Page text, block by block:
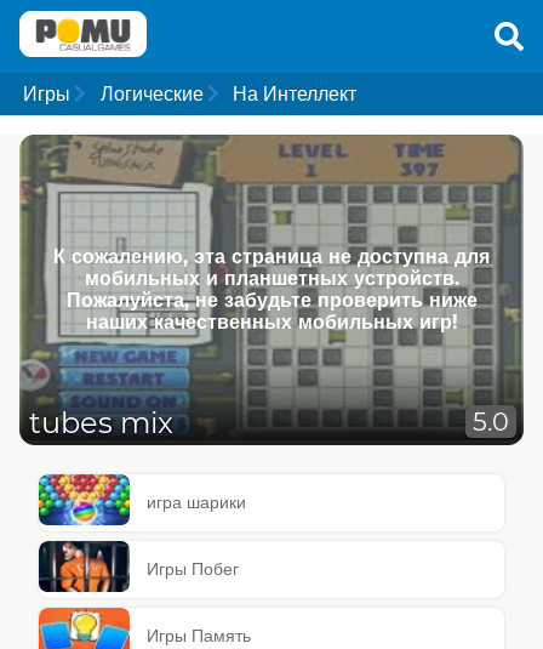
Игры Логические На Интеллект
К сожалению, эта страница не доступна для
мобильных и планшетных устройств.
Пожалуйста, не забудьте проверить ниже
наших качественных мобильных игр!
tubes mix 5.0
игра шарики
Игры Побег
Игры Память